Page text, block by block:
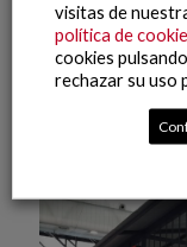
8 octubre, 2021
Conxemar 2021 (8)
Leer más
visitas de
política de
cookies
rechazar su uso